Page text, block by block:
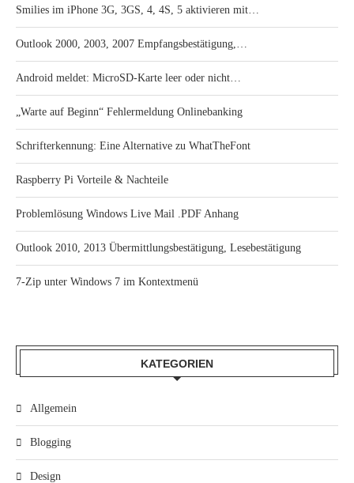
Smilies im iPhone 3G, 3GS, 4, 4S, 5 aktivieren mit…
Outlook 2000, 2003, 2007 Empfangsbestätigung,…
Android meldet: MicroSD-Karte leer oder nicht…
„Warte auf Beginn“ Fehlermeldung Onlinebanking
Schrifterkennung: Eine Alternative zu WhatTheFont
Raspberry Pi Vorteile & Nachteile
Problemlösung Windows Live Mail .PDF Anhang
Outlook 2010, 2013 Übermittlungsbestätigung, Lesebestätigung
7-Zip unter Windows 7 im Kontextmenü
KATEGORIEN
Allgemein
Blogging
Design